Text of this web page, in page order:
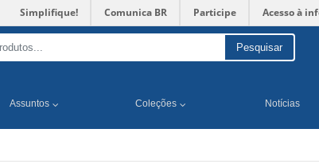
Simplifique! Comunica BR Participe Acesso à
Pesquisar
Assuntos Coleções Notícias